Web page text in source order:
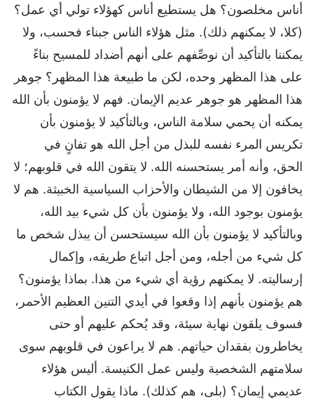
أناس مخلصون؟ هل يستطيع أناس كهؤلاء تولي أي عمل؟
(كلا، لا يمكنهم ذلك). مثل هؤلاء الناس جبناء فحسب، ولا
يمكننا بالتأكيد أن نوصِّفهم على أنهم أضداد للمسيح بناءً
على هذا المظهر وحده، لكن ما طبيعة هذا المظهر؟ جوهر
هذا المظهر هو جوهر عديم الإيمان. فهم لا يؤمنون بأن الله
يمكنه أن يحمي سلامة الناس، وبالتأكيد لا يؤمنون بأن
تكريس المرء نفسه للبذل من أجل الله هو تفانٍ في
الحق، وأنه أمر يستحسنه الله. لا يتقون الله في قلوبهم؛ لا
يخافون إلا من الشيطان والأحزاب السياسية الخبيثة. هم لا
يؤمنون بوجود الله، ولا يؤمنون بأن كل شيء بيد الله،
وبالتأكيد لا يؤمنون بأن الله سيستحسن أن يبذل شخص ما
كل شيء من أجله، ومن أجل اتباع طريقه، وإكمال
إرساليته. لا يمكنهم رؤية أي شيء من هذا. بماذا يؤمنون؟
هم يؤمنون بأنهم إذا وقعوا في أيدي التنين العظيم الأحمر،
فسوف يلقون نهاية سيئة، وقد يُحكم عليهم أو حتى
يخاطرون بفقدان حياتهم. هم لا يراعون في قلوبهم سوى
سلامتهم الشخصية وليس عمل الكنيسة. أليس هؤلاء
عديمي إيمان؟ (بلى، هم كذلك). ماذا يقول الكتاب